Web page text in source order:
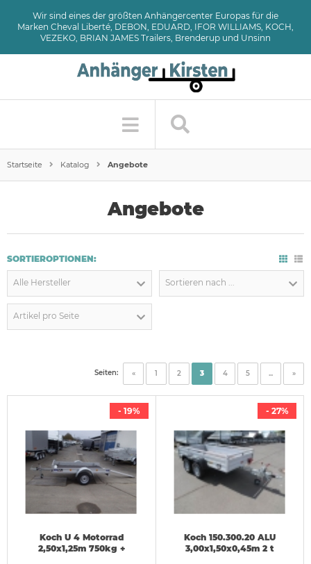
Wir sind eines der größten Anhängercenter Europas für die
Marken Cheval Liberté, DEBON, EDUARD, IFOR WILLIAMS, KOCH,
VEZEKO, BRIAN JAMES Trailers, Brenderup und Unsinn
Startseite Katalog Angebote
Angebote
SORTIEROPTIONEN:
Alle Hersteller Sortieren nach ...
Artikel pro Seite
Seiten: « 1 2 3 4 5 ... »
Koch U 4 Motorrad
2,50x1,25m 750kg +
- 19%
Koch 150.300.20 ALU
3,00x1,50x0,45m 2 t
- 27%